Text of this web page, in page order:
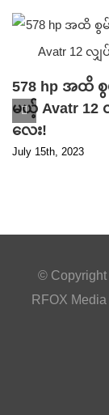
578 hp အထိ
မယ့် Avatr 12
လေး!
July 15th, 2023
© Copyright
RFOX Media